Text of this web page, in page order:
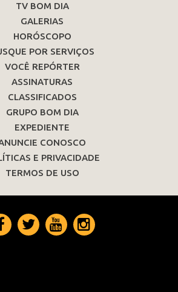
TV BOM DIA
GALERIAS
HORÓSCOPO
POR SERVIÇOS
VOCÊ REPÓRTER
ASSINATURAS
CLASSIFICADOS
GRUPO BOM DIA
EXPEDIENTE
CONOSCO
E PRIVACIDADE
TERMOS DE USO